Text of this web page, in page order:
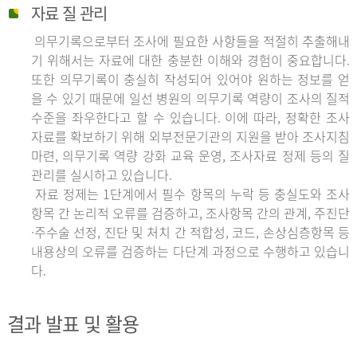
자료 질 관리
의무기록으로부터 조사에 필요한 사항들을 적절히 추출해내
기 위해서는 자료에 대한 충분한 이해와 경험이 중요합니다.
또한 의무기록이 충실히 작성되어 있어야 원하는 정보를 얻
을 수 있기 때문에 일선 병원의 의무기록 역량이 조사의 질적
수준을 좌우한다고 할 수 있습니다. 이에 따라, 정확한 조사
자료를 확보하기 위해 외부전문기관의 지원을 받아 조사지침
마련, 의무기록 역량 강화 교육 운영, 조사자료 정제 등의 질
관리를 실시하고 있습니다.
자료 정제는 1단계에서 필수 항목의 누락 등 충실도와 조사
항목 간 논리적 오류를 검증하고, 조사항목 간의 관계, 주진단
·주수술 선정, 진단 및 처치 간 적합성, 코드, 손상심층항목 등
내용상의 오류를 검증하는 다단계 과정으로 수행하고 있습니
다.
결과 발표 및 활용